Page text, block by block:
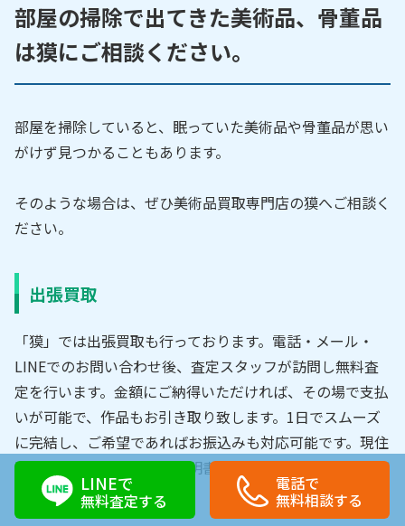
LINEで
無料査定する
電話で
無料相談する
部屋の掃除で出てきた美術品、骨董品
は獏にご相談ください。
部屋を掃除していると、眠っていた美術品や骨董品が思い
がけず見つかることもあります。
そのような場合は、ぜひ美術品買取専門店の獏へご相談く
ださい。
出張買取
「獏」では出張買取も行っております。電話・メール・
LINEでのお問い合わせ後、査定スタッフが訪問し無料査
定を行います。金額にご納得いただければ、その場で支払
いが可能で、作品もお引き取り致します。1日でスムーズ
に完結し、ご希望であればお振込みも対応可能です。現住
所が記載されている身分証明書が必要になりますのでご用
意ください。